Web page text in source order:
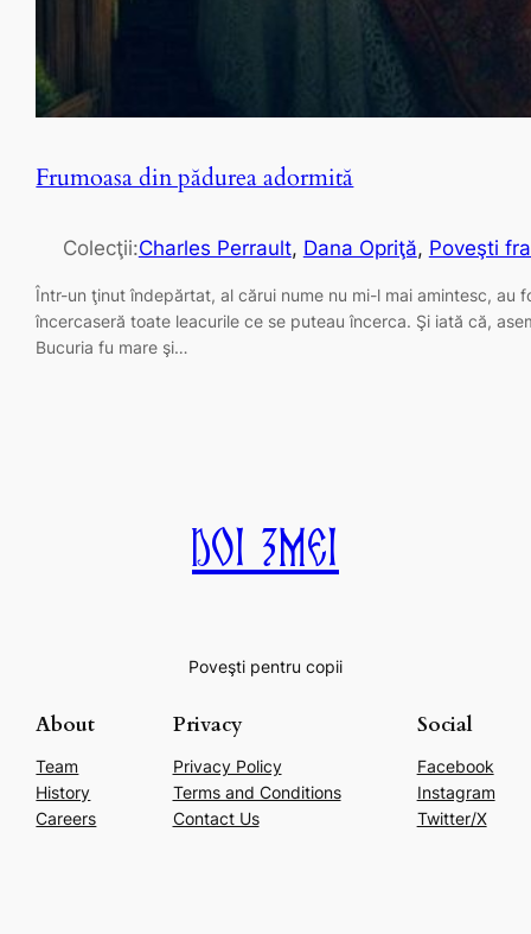
Frumoasa din pădurea adormită
Colecţii:Charles Perrault, Dana Opriţă, Poveşti
Într-un ţinut îndepărtat, al cărui nume nu mi-l mai amintesc, au
încercaseră toate leacurile ce se puteau încerca. Şi iată că,
Bucuria fu mare şi…
Doi Zmei
Poveşti pentru copii
About
Team
History
Careers
Privacy
Privacy Policy
Terms and Conditions
Contact Us
Social
Facebook
Instagram
Twitter/X